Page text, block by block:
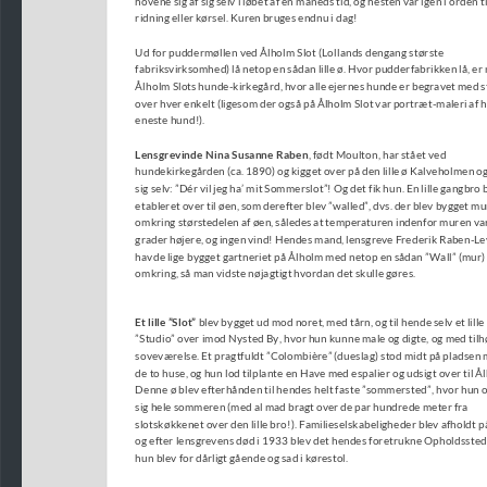
ridning eller kørsel. Kuren bruges endnu i dag!
Ud for puddermøllen ved Ålholm Slot (Lollands dengang største
fabriksvirksomhed) lå netop en sådan lille ø. Hvor pudderfabrikken lå, er
Ålholm Slots hunde-kirkegård, hvor alle ejernes hunde er begravet med
over hver enkelt (ligesom der også på Ålholm Slot var portræt-maleri af
eneste hund!).
Lensgrevinde Nina Susanne Raben , født Moulton, har stået ved
hundekirkegården (ca. 1890) og kigget over på den lille ø Kalveholmen
sig selv: ”Dér vil jeg ha’ mit Sommerslot”! Og det fik hun. En lille gangbro
etableret over til øen, som derefter blev ”walled”, dvs. der blev bygget
omkring størstedelen af øen, således at temperaturen indenfor muren
grader højere, og ingen vind! Hendes mand, lensgreve Frederik Raben-
havde lige bygget gartneriet på Ålholm med netop en sådan ”Wall” (mur)
omkring, så man vidste nøjagtigt hvordan det skulle gøres.
Et lille ”Slot” blev bygget ud mod noret, med tårn, og til hende selv et lille
”Studio” over imod Nysted By, hvor hun kunne male og digte, og med
soveværelse. Et pragtfuldt ”Colombière” (dueslag) stod midt på pladsen
de to huse, og hun lod tilplante en Have med espalier og udsigt over til
Denne ø blev efterhånden til hendes helt faste ”sommersted”, hvor hun
sig hele sommeren (med al mad bragt over de par hundrede meter fra
slotskøkkenet over den lille bro!). Familieselskabeligheder blev afholdt
og efter lensgrevens død i 1933 blev det hendes foretrukne
hun blev for dårligt gående og sad i kørestol.